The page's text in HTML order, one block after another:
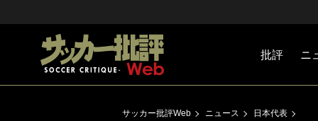
批評 ニ
サッカー批評Web ニュース
日本代表